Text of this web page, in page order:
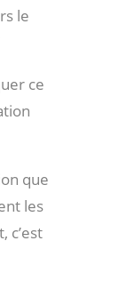
le
ce
que
les
c’est